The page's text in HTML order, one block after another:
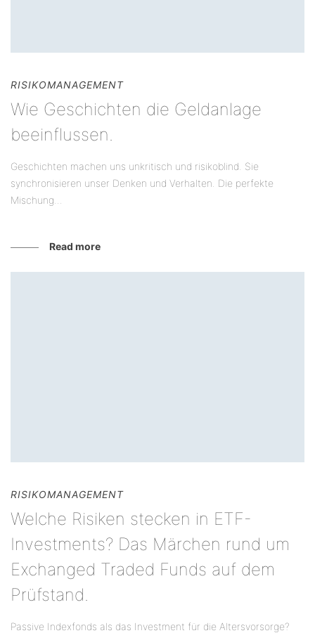
RISIKOMANAGEMENT
Wie Geschichten die Geldanlage
beeinflussen.
Geschichten machen uns unkritisch und risikoblind. Sie
synchronisieren unser Denken und Verhalten. Die perfekte
Mischung...
Read more
RISIKOMANAGEMENT
Welche Risiken stecken in ETF-
Investments? Das Märchen rund um
Exchanged Traded Funds auf dem
Prüfstand.
Passive Indexfonds als das Investment für die Altersvorsorge?